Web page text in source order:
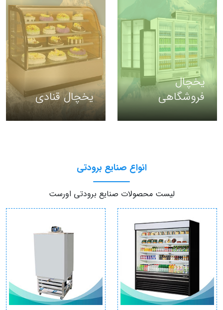
یخچال
فروشگاهی
یخچال قنادی
انواع صنایع برودتی
لیست محصولات صنایع برودتی اورست